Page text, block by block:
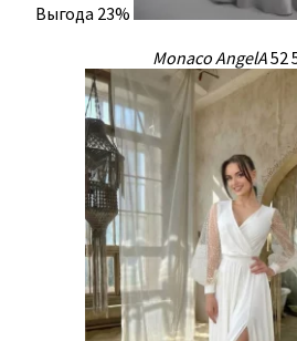
Выгода 23%
Monaco AngelA52